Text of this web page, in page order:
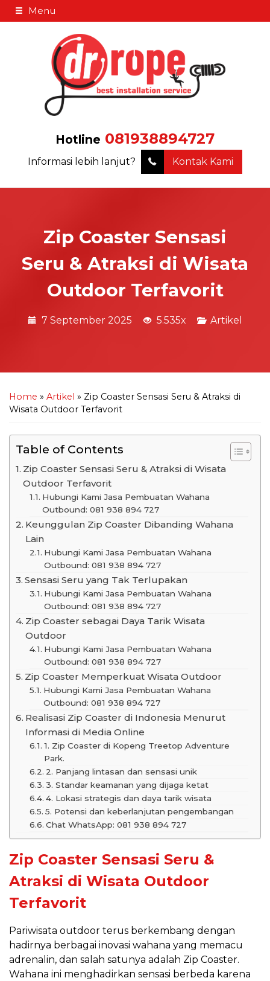
Menu
Hotline 081938894727
Informasi lebih lanjut? Kontak Kami
Zip Coaster Sensasi
Seru & Atraksi di Wisata
Outdoor Terfavorit
7 September 2025 5.535x Artikel
Home » Artikel » Zip Coaster Sensasi Seru & Atraksi di
Wisata Outdoor Terfavorit
Table of Contents
Zip Coaster Sensasi Seru & Atraksi di Wisata
Outdoor Terfavorit
Hubungi Kami Jasa Pembuatan Wahana
Outbound: 081 938 894 727
Keunggulan Zip Coaster Dibanding Wahana
Lain
Hubungi Kami Jasa Pembuatan Wahana
Outbound: 081 938 894 727
Sensasi Seru yang Tak Terlupakan
Hubungi Kami Jasa Pembuatan Wahana
Outbound: 081 938 894 727
Zip Coaster sebagai Daya Tarik Wisata
Outdoor
Hubungi Kami Jasa Pembuatan Wahana
Outbound: 081 938 894 727
Zip Coaster Memperkuat Wisata Outdoor
Hubungi Kami Jasa Pembuatan Wahana
Outbound: 081 938 894 727
Realisasi Zip Coaster di Indonesia Menurut
Informasi di Media Online
1. Zip Coaster di Kopeng Treetop Adventure
Park.
2. Panjang lintasan dan sensasi unik
3. Standar keamanan yang dijaga ketat
4. Lokasi strategis dan daya tarik wisata
5. Potensi dan keberlanjutan pengembangan
Chat WhatsApp: 081 938 894 727
Zip Coaster Sensasi Seru &
Atraksi di Wisata Outdoor
Terfavorit
Pariwisata outdoor terus berkembang dengan
hadirnya berbagai inovasi wahana yang memacu
adrenalin, dan salah satunya adalah Zip Coaster.
Wahana ini menghadirkan sensasi berbeda karena